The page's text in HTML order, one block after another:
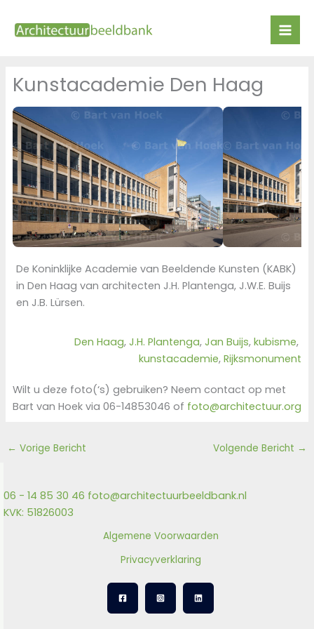
naar
Kunstacademie Den Haag
De Koninklijke Academie van Beeldende Kunsten (KABK)
in Den Haag van architecten J.H. Plantenga, J.W.E. Buijs
en J.B. Lürsen.
Den Haag, J.H. Plantenga, Jan Buijs, kubisme
kunstacademie, Rijksmonument
Wilt u deze foto(‘s) gebruiken? Neem contact op met
Bart van Hoek via 06-14853046 of foto@architectuur.org
← Vorige Bericht Volgende Bericht →
06 - 14 85 30 46 foto@architectuurbeeldbank.nl
KVK: 51826003
Algemene Voorwaarden
Privacyverklaring